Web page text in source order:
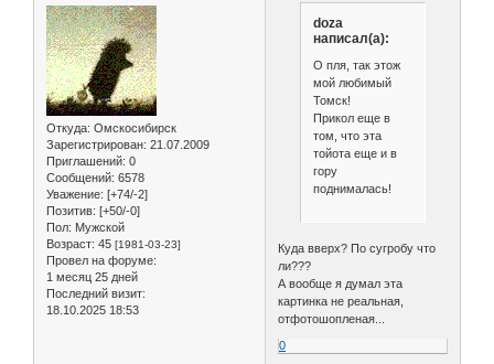
Откуда: Омскосибирск
Зарегистрирован: 21.07.2009
Приглашений: 0
Сообщений: 6578
Уважение: [+74/-2]
Позитив: [+50/-0]
Пол: Мужской
Возраст: 45 [1981-03-23]
Провел на форуме:
1 месяц 25 дней
Последний визит:
18.10.2025 18:53
doza
написал(а):
О пля, так этож
мой любимый
Томск!
Прикол еще в
том, что эта
тойота еще и в
гору
поднималась!
Куда вверх? По сугробу что
ли???
А вообще я думал эта
картинка не реальная,
отфотошопленая...
0